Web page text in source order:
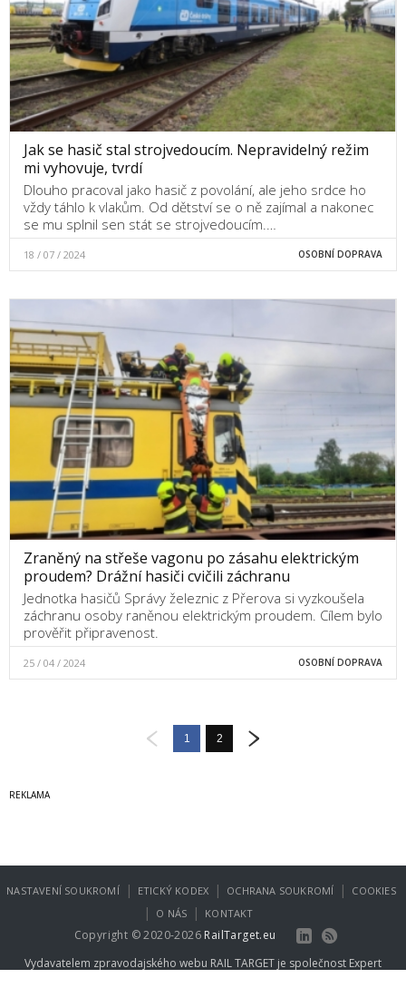
Jak se hasič stal strojvedoucím. Nepravidelný režim
mi vyhovuje, tvrdí
Dlouho pracoval jako hasič z povolání, ale jeho srdce ho
vždy táhlo k vlakům. Od dětství se o ně zajímal a nakonec
se mu splnil sen stát se strojvedoucím.…
18 / 07 / 2024 OSOBNÍ DOPRAVA
Zraněný na střeše vagonu po zásahu elektrickým
proudem? Drážní hasiči cvičili záchranu
Jednotka hasičů Správy železnic z Přerova si vyzkoušela
záchranu osoby raněnou elektrickým proudem. Cílem bylo
prověřit připravenost.
25 / 04 / 2024 OSOBNÍ DOPRAVA
1 2
NASTAVENÍ SOUKROMÍ | ETICKÝ KODEX | OCHRANA SOUKROMÍ | COOKIES
| O NÁS | KONTAKT
Copyright © 2020-2026 RailTarget.eu
Vydavatelem zpravodajského webu RAIL TARGET je společnost Expert